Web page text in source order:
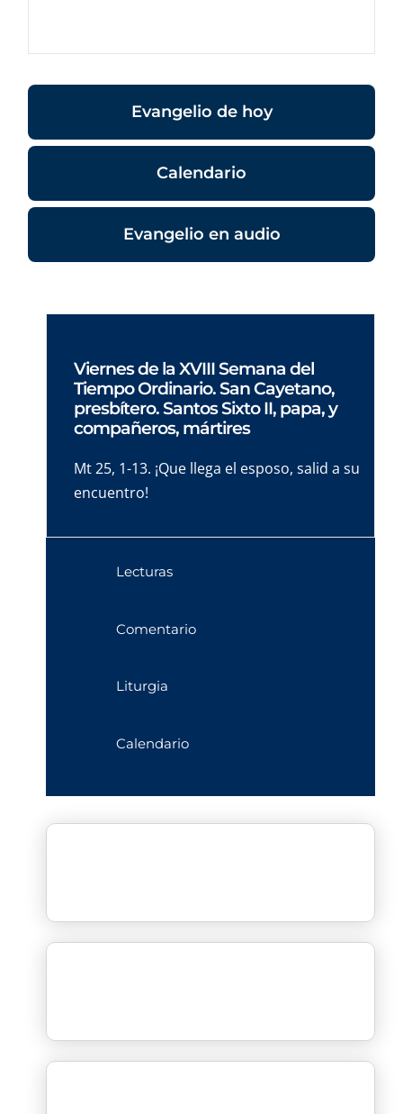
Evangelio de hoy
Calendario
Evangelio en audio
Viernes de la XVIII Semana del
Tiempo Ordinario. San Cayetano,
presbítero. Santos Sixto II, papa, y
compañeros, mártires
Mt 25, 1-13. ¡Que llega el esposo, salid a su
encuentro!
Lecturas
Comentario
Liturgia
Calendario